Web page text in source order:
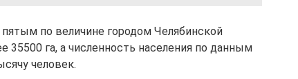
по величине городом Челябинской
35500 га, а численность населения по данным
человек.